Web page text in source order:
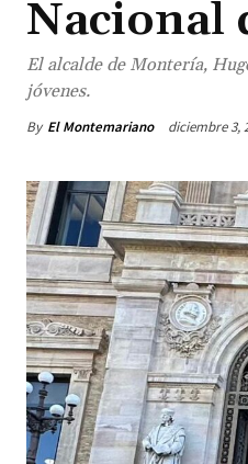
Nacional
El alcalde de Montería,
jóvenes.
By El Montemariano diciembre 3,